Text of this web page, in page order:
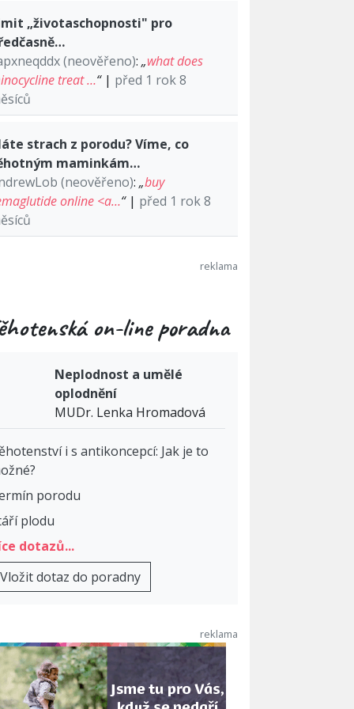
„životaschopnosti" pro
(neověřeno): „what does
treat …“| před 1 rok 8
strach z porodu? Víme, co
maminkám…
(neověřeno): „buy
online <a…“| před 1 rok 8
on-line poradna
Neplodnost a umělé
oplodnění
MUDr. Lenka Hromadová
i s antikoncepcí: Jak je to
porodu
plodu
dotazů...
Vložit dotaz do poradny